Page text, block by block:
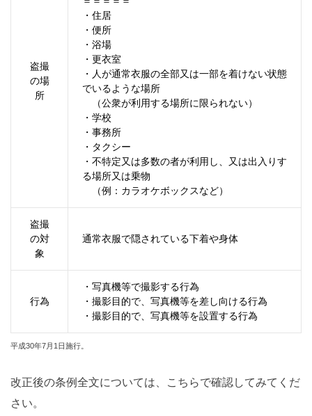
盗撮
の場
所
・住居
・便所
・浴場
・更衣室
・人が通常衣服の全部又は一部を着けない状態
でいるような場所
（公衆が利用する場所に限られない）
・学校
・事務所
・タクシー
・不特定又は多数の者が利用し、又は出入りす
る場所又は乗物
（例：カラオケボックスなど）
盗撮
の対
象
通常衣服で隠されている下着や身体
行為
・写真機等で撮影する行為
・撮影目的で、写真機等を差し向ける行為
・撮影目的で、写真機等を設置する行為
平成30年7月1日施行。
改正後の条例全文については、こちらで確認してみてくだ
さい。